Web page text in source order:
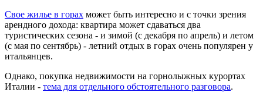
Свое жилье в горах может быть интересно и с точки зрения
арендного дохода: квартира может сдаваться два
туристических сезона - и зимой (с декабря по апрель) и летом
(с мая по сентябрь) - летний отдых в горах очень популярен у
итальянцев.
Однако, покупка недвижимости на горнолыжных курортах
Италии - тема для отдельного обстоятельного разговора.